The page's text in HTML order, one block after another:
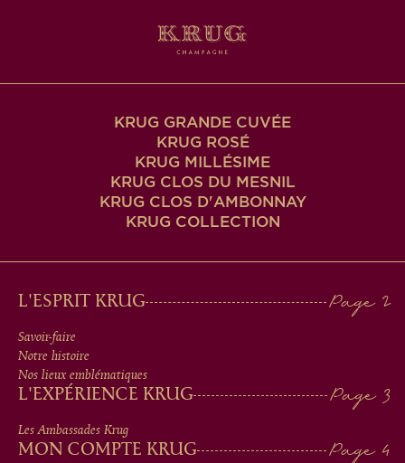
KRUG GRANDE CUVÉE
KRUG ROSÉ
KRUG MILLÉSIME
KRUG CLOS DU MESNIL
KRUG CLOS D'AMBONNAY
KRUG COLLECTION
MAIN
MEN
IN
FOOTER
L'ESPRIT KRUG
Savoir-faire
Notre histoire
Nos lieux emblématiques
L'EXPÉRIENCE KRUG
Les Ambassades Krug
MON COMPTE KRUG